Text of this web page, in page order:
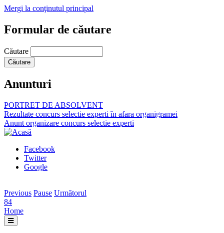
Mergi la conţinutul principal
Formular de căutare
Căutare
Anunturi
PORTRET DE ABSOLVENT
Rezultate concurs selectie experti în afara organigramei
Anunt organizare concurs selectie experti
Facebook
Twitter
Google
Previous Pause Următorul
84
Home